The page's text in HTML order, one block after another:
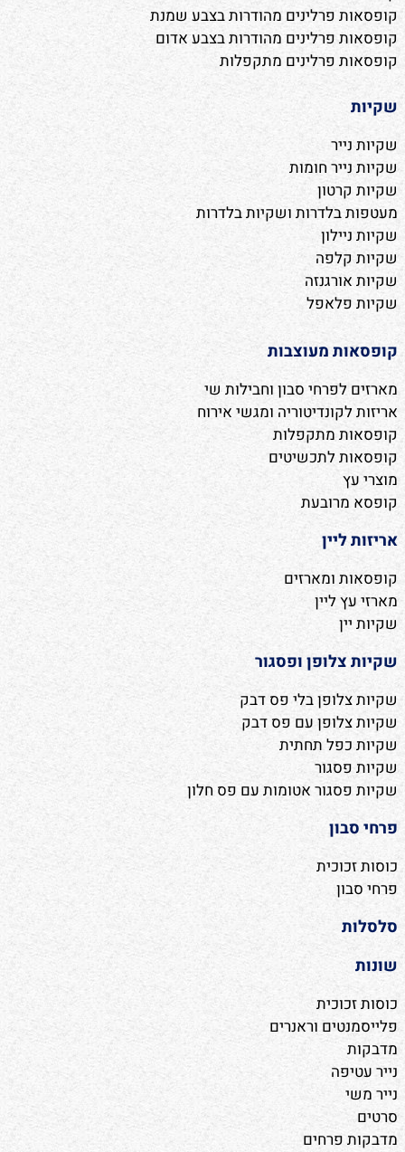
קופסאות פרלינים מהודרות בצבע שמנת
קופסאות פרלינים מהודרות בצבע אדום
קופסאות פרלינים מתקפלות
שקיות
שקיות נייר
שקיות נייר חומות
שקיות קרטון
מעטפות בלדרות ושקיות בלדרות
שקיות ניילון
שקיות קלפה
שקיות אורגנזה
שקיות פלאפל
קופסאות מעוצבות
מארזים לפרחי סבון וחבילות שי
אריזות לקונדיטוריה ומגשי אירוח
קופסאות מתקפלות
קופסאות לתכשיטים
מוצרי עץ
קופסא מרובעת
אריזות ליין
קופסאות ומארזים
מארזי עץ ליין
שקיות יין
שקיות צלופן ופסגור
שקיות צלופן בלי פס דבק
שקיות צלופן עם פס דבק
שקיות כפל תחתית
שקיות פסגור
שקיות פסגור אטומות עם פס חלון
פרחי סבון
כוסות זכוכית
פרחי סבון
סלסלות
שונות
כוסות זכוכית
פלייסמנטים וראנרים
מדבקות
נייר עטיפה
נייר משי
סרטים
מדבקות פרחים